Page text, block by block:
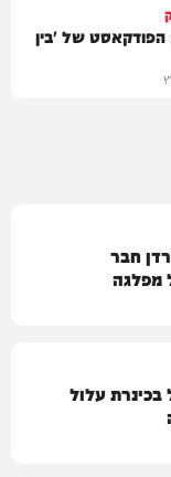
מבפנים: הפודקאסט של 'בין
חבר
מפלגה
עלול